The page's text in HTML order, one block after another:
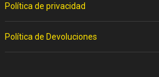
Política de privacidad
Política de Devoluciones